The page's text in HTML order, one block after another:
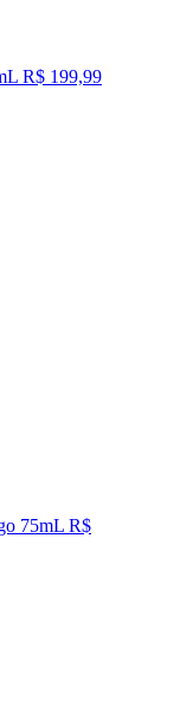
R$ 199,99
75mL R$